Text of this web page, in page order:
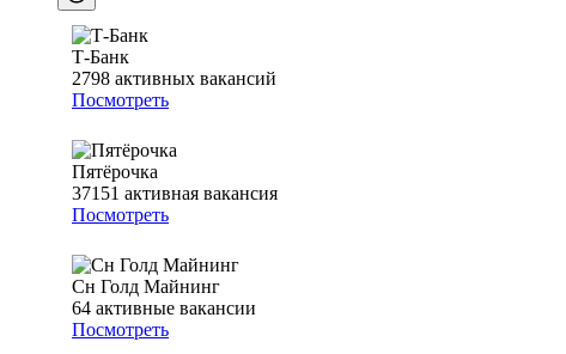
Т-Банк
2798 активных вакансий
Посмотреть
Пятёрочка
37151 активная вакансия
Посмотреть
Сн Голд Майнинг
64 активные вакансии
Посмотреть